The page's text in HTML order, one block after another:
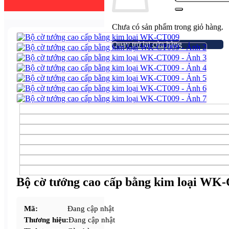
Chưa có sản phẩm trong giỏ hàng.
Quay trở lại cửa hàng
Bộ cờ tướng cao cấp bằng kim loại WK-
Mã:
Đang cập nhật
Thương hiệu:Đang cập nhật